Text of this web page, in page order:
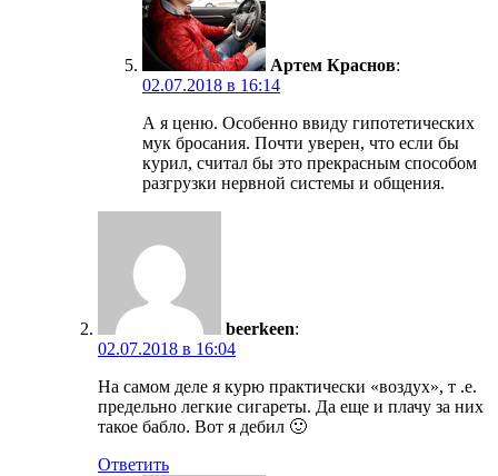
Артем Краснов:
02.07.2018 в 16:14
А я ценю. Особенно ввиду гипотетических
мук бросания. Почти уверен, что если бы
курил, считал бы это прекрасным способом
разгрузки нервной системы и общения.
beerkeen:
02.07.2018 в 16:04
На самом деле я курю практически «воздух», т .е.
предельно легкие сигареты. Да еще и плачу за них
такое бабло. Вот я дебил 🙂
Ответить